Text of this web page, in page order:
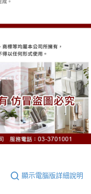
顯示電腦版詳細說明